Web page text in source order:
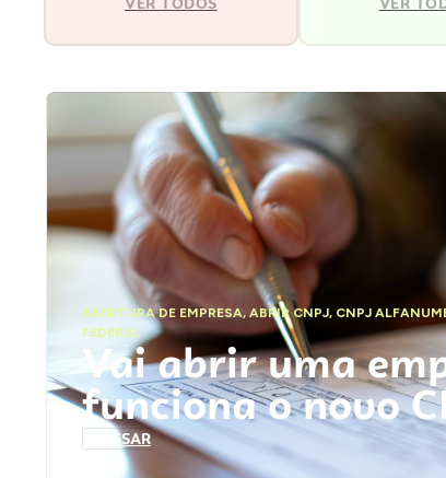
ABERTURA DE EMPRESA,ABRIR CNPJ, CNPJ
FEDERAL
Vai abrir uma
funciona o novo
ACESSAR